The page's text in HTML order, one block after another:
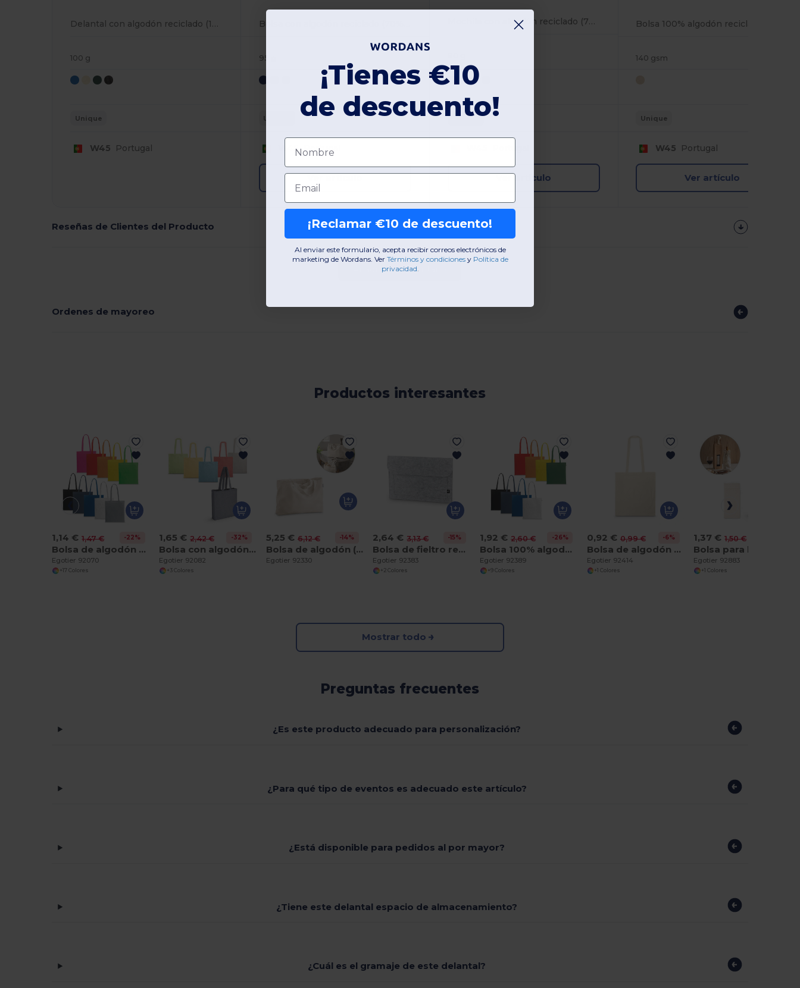
Delantal con algodón reciclado (140 g/m²)
100 g
Unique
W45 Portugal
95 g
Unique
W45Portugal
Ver artículo
Mochila con algodón reciclado (70%) y poliéster (30% rPET) (140 g/m²)
Unique
Ver artículo
140 gsm
Unique
W45 Portugal
Ver artículo
Reseñas de Clientes del Producto
Añadir un comentario
Ordenes de mayoreo
Productos interesantes
1,14 € 1,47 € -22%
Bolsa de algodón 100% (140 g/m²)
Egotier 92070
+17 Colores
1,65 € 2,42 € -32%
Bolsa con algodón reciclado (70%) y poliéster (30% rPET) (140 g/m²)
Egotier 92082
+3 Colores
5,25 € 6,12 € -14%
Bolsa de algodón (50%), algodón reciclado (30%) y poliéster (20% rPET) (280 g/m²)
Egotier 92330
2,64 € 3,13 € -15%
Bolsa de fieltro reciclado (100% rPET) para portátil
Egotier 92383
+2 Colores
1,92 € 2,60 € -26%
Bolsa 100% algodón orgánico (140 g/m²)
Egotier 92389
+9 Colores
0,92 € 0,99 € -6%
Bolsa de algodón 100% (100 g/m²)
Egotier 92414
+1 Colores
1,37 € 1,50 €
Egotier 92883
+1 Colores
Mostrar todo
Preguntas frecuentes
¿Es este producto adecuado para personalización?
¿Para qué tipo de eventos es adecuado este artículo?
¿Está disponible para pedidos al por mayor?
¿Tiene este delantal espacio de almacenamiento?
¿Cuál es el gramaje de este delantal?
¡Tienes €10
de descuento!
Nombre
Email
¡Reclamar €10 de descuento!
Al enviar este formulario, acepta recibir correos electrónicos de
marketing de Wordans. Ver​ Términos y condiciones​ y Política de
privacidad.